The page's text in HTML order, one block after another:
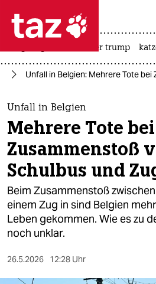
 taz zahl ich
taz zahl ich
themen
politik
öko
gesellschaft
kultur
sport
berlin
usa unter trump
Unfall in Belgien: Mehrere Tote
Unfall in Belgien
Mehrere Tote bei
Zusammenstoß
Schulbus und
Beim Zusammenstoß
einem Zug in sind Belgien
Leben gekommen. Wie es zu
noch unklar.
26.5.2026 12:28 Uhr